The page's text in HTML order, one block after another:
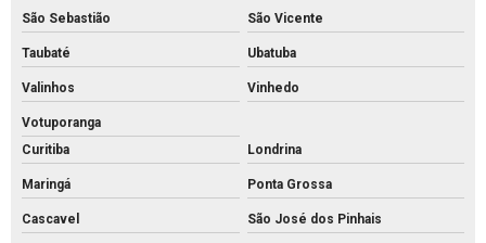
Piso intertravado preço m2 rs
Piso intertravado preço metro quadrado
Piso intertravado preço
Piso pavs
Piso pvs concreto
Piso tátil de concreto 25x25
Piso tátil concreto preço m2
São Sebastião São Vicente
Taubaté Ubatuba
Valinhos Vinhedo
Votuporanga
Curitiba
Londrina
Maringá Ponta Grossa
Cascavel São José dos Pinhais